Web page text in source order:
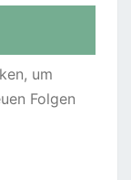
um
Folgen